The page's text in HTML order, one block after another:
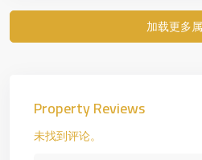
Property Reviews
未找到评论。